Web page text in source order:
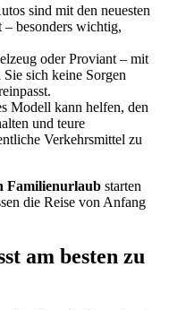
sind mit den neuesten
– besonders wichtig,
oder Proviant – mit
sich keine Sorgen
Modell kann helfen, den
und teure
Verkehrsmittel zu
Familienurlaub starten
die Reise von Anfang
am besten zu